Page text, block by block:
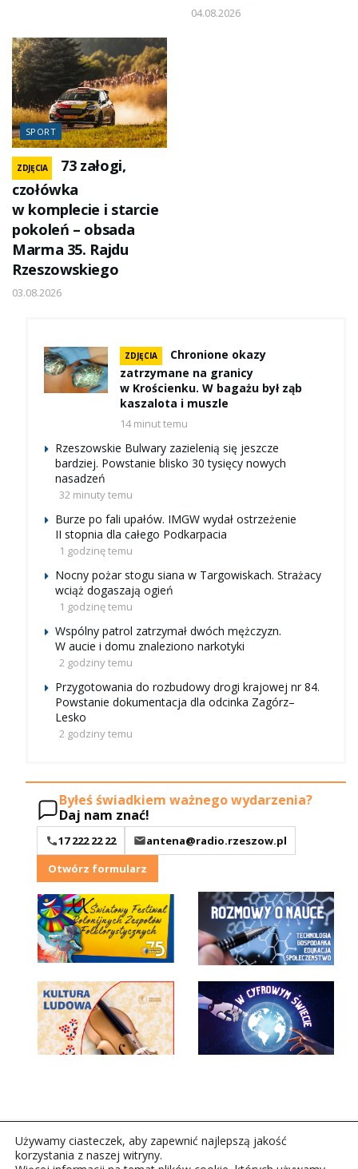
04.08.2026
SPORT
ZDJĘCIA
73 załogi,
czołówka
w komplecie i starcie
pokoleń – obsada
Marma 35. Rajdu
Rzeszowskiego
03.08.2026
ZDJĘCIA
Chronione okazy
zatrzymane na granicy
w Krościenku. W bagażu był ząb
kaszalota i muszle
14 minut temu
Rzeszowskie Bulwary zazielenią się jeszcze
bardziej. Powstanie blisko 30 tysięcy nowych
nasadzeń
32 minuty temu
Burze po fali upałów. IMGW wydał ostrzeżenie
II stopnia dla całego Podkarpacia
1 godzinę temu
Nocny pożar stogu siana w Targowiskach. Strażacy
wciąż dogaszają ogień
1 godzinę temu
Wspólny patrol zatrzymał dwóch mężczyzn.
W aucie i domu znaleziono narkotyki
2 godziny temu
Przygotowania do rozbudowy drogi krajowej nr 84.
Powstanie dokumentacja dla odcinka Zagórz–
Lesko
2 godziny temu
Byłeś świadkiem ważnego wydarzenia?
Daj nam znać!
17 222 22 22
antena@radio.rzeszow.pl
Otwórz formularz
Używamy ciasteczek, aby zapewnić najlepszą jakość
korzystania z naszej witryny.